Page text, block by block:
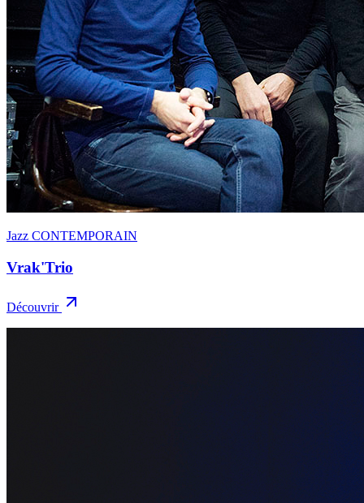
Jazz CONTEMPORAIN
Vrak'Trio
Découvrir